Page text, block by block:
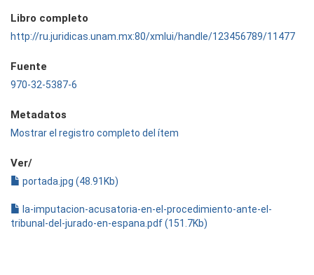
Libro completo
http://ru.juridicas.unam.mx:80/xmlui/handle/123456789/11477
Fuente
970-32-5387-6
Metadatos
Mostrar el registro completo del ítem
Ver/
portada.jpg (48.91Kb)
la-imputacion-acusatoria-en-el-procedimiento-ante-el-
tribunal-del-jurado-en-espana.pdf (151.7Kb)